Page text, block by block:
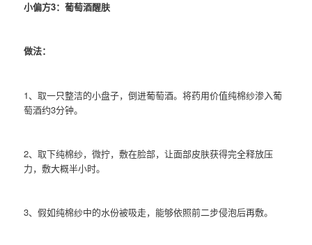
小偏方3：葡萄酒醒肤
做法：
1、取一只整洁的小盘子，倒进葡萄酒。将药用价值纯棉纱渗入葡
萄酒约3分钟。
2、取下纯棉纱，微拧，敷在脸部，让面部皮肤获得完全释放压
力，敷大概半小时。
3、假如纯棉纱中的水份被吸走，能够依照前二步侵泡后再敷。